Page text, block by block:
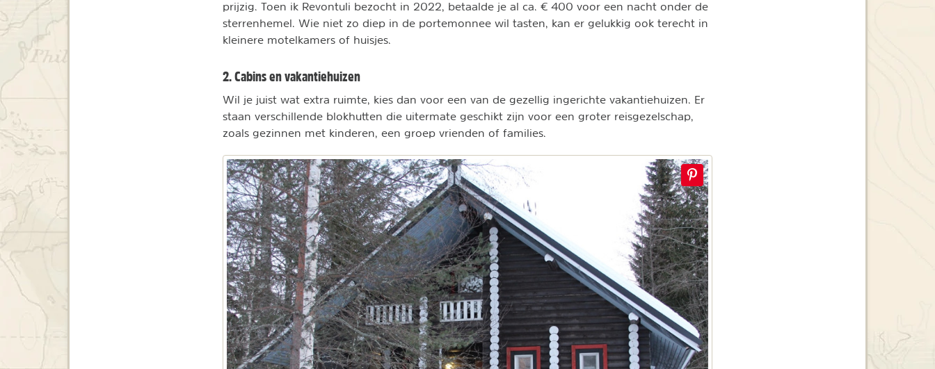
prijzig. Toen ik Revontuli bezocht in 2022, betaalde je al ca. € 400 voor een nacht onder de
sterrenhemel. Wie niet zo diep in de portemonnee wil tasten, kan er gelukkig ook terecht in
kleinere motelkamers of huisjes.
2. Cabins en vakantiehuizen
Wil je juist wat extra ruimte, kies dan voor een van de gezellig ingerichte vakantiehuizen. Er
staan verschillende blokhutten die uitermate geschikt zijn voor een groter reisgezelschap,
zoals gezinnen met kinderen, een groep vrienden of families.